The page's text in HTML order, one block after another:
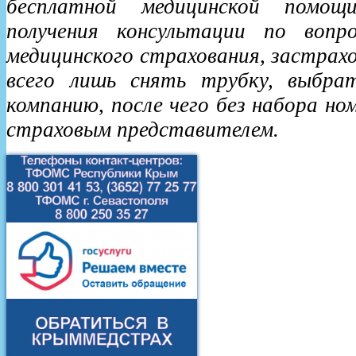
бесплатной медицинской
получения консультации по
медицинского страхования,
всего лишь снять трубку,
компанию, после чего без набора
страховым представителем.